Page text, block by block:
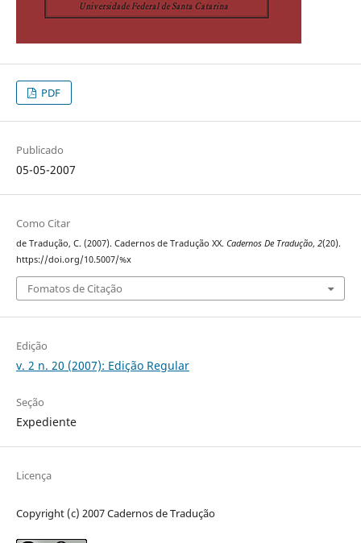
PDF
Publicado
05-05-2007
Como Citar
de Tradução, C. (2007). Cadernos de Tradução XX. Cadernos De Tradução, 2(20).
https://doi.org/10.5007/%x
Fomatos de Citação
Edição
v. 2 n. 20 (2007): Edição Regular
Seção
Expediente
Licença
Copyright (c) 2007 Cadernos de Tradução